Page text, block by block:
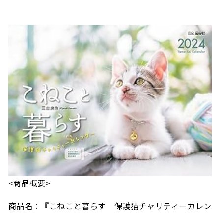
<商品概要>
商品名：『こねこと暮らす 保護猫チャリティーカレン